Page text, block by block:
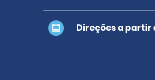
Direções a